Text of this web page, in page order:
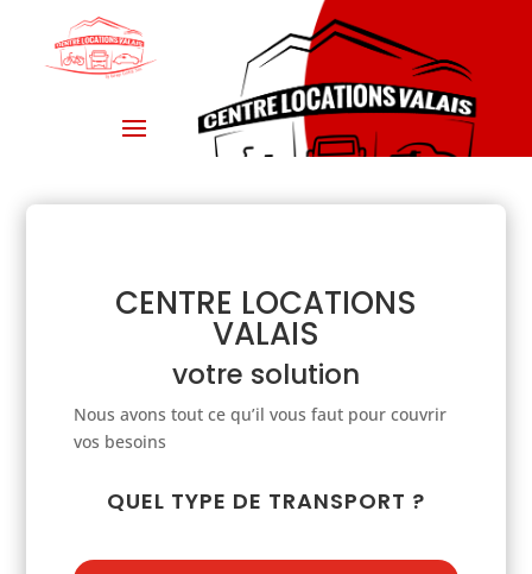
CENTRE LOCATIONS
VALAIS
votre solution
Nous avons tout ce qu’il vous faut pour couvrir
vos besoins
QUEL TYPE DE TRANSPORT ?